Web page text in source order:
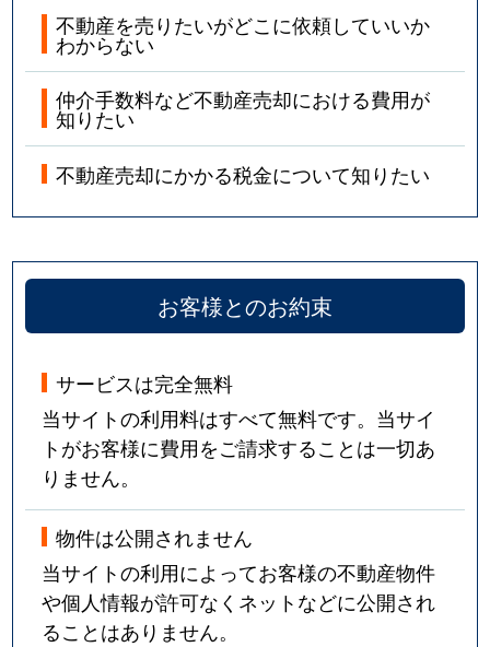
不動産を売りたいがどこに依頼していいか
わからない
仲介手数料など不動産売却における費用が
知りたい
不動産売却にかかる税金について知りたい
お客様とのお約束
サービスは完全無料
当サイトの利用料はすべて無料です。当サイ
トがお客様に費用をご請求することは一切あ
りません。
物件は公開されません
当サイトの利用によってお客様の不動産物件
や個人情報が許可なくネットなどに公開され
ることはありません。